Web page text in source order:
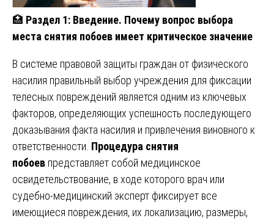
🏥 Раздел 1: Введение. Почему вопрос выбора
места снятия побоев имеет критическое значение
В системе правовой защиты граждан от физического
насилия правильный выбор учреждения для фиксации
телесных повреждений является одним из ключевых
факторов, определяющих успешность последующего
доказывания факта насилия и привлечения виновного к
ответственности. Процедура снятия
побоев представляет собой медицинское
освидетельствование, в ходе которого врач или
судебно-медицинский эксперт фиксирует все
имеющиеся повреждения, их локализацию, размеры,